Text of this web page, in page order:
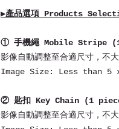
▶產品選項 Products
① 手機繩 Mobile Stripe
影像自動調整至合適尺寸，不
Image Size: Less than
② 匙扣 Key Chain (1
影像自動調整至合適尺寸，不